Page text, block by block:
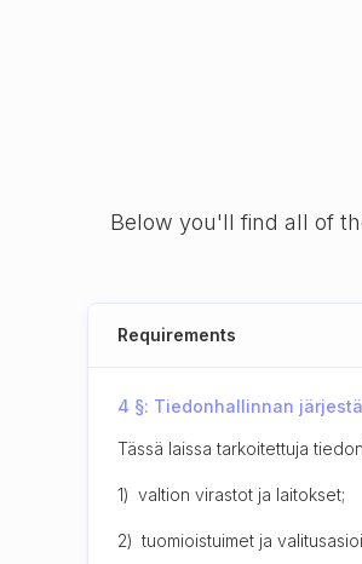
Below you'll find all of
Requirements
4 §: Tiedonhallinnan
Tässä laissa tarkoitettuja
1) valtion virastot ja laitokset;
2) tuomioistuimet ja